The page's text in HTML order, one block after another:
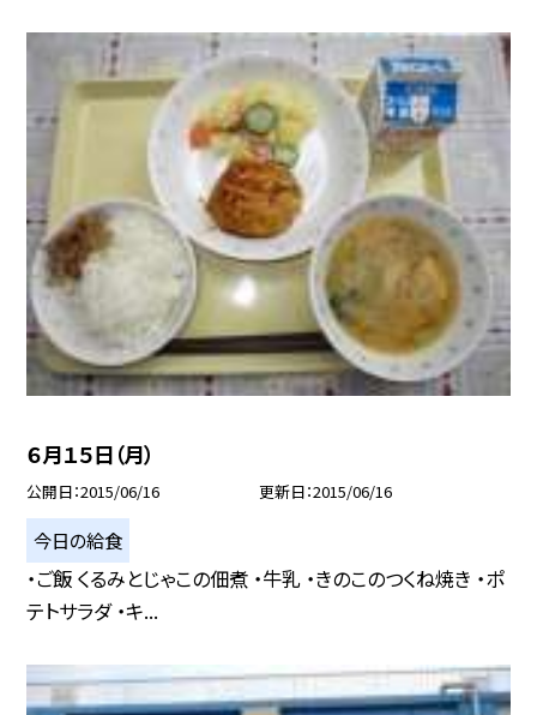
６月１５日（月）
公開日 2015/06/16 更新日 2015/06/16
今日の給食
・ご飯 くるみとじゃこの佃煮 ・牛乳 ・きのこのつくね焼き ・ポ
テトサラダ ・キ...